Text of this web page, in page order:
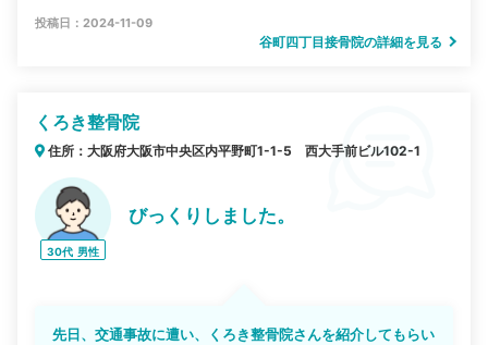
投稿日：2024-11-09
谷町四丁目接骨院の詳細を見る
くろき整骨院
住所：大阪府大阪市中央区内平野町1-1-5 西大手前ビル102-1
30代 男性
びっくりしました。
先日、交通事故に遭い、くろき整骨院さんを紹介してもらい